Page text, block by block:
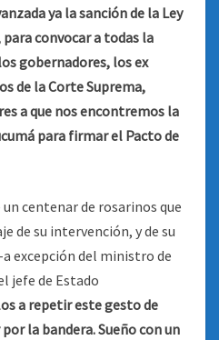
ya la sanción de la Ley
convocar a todas la
gobernadores, los ex
de la Corte Suprema,
a que nos encontremos la
para firmar el Pacto de
centenar de rosarinos que
de su intervención, y de su
excepción del ministro de
jefe de Estado
a repetir este gesto de
la bandera. Sueño con un